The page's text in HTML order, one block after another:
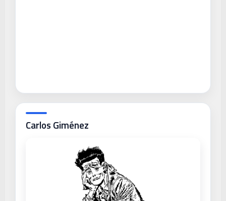
Carlos Giménez